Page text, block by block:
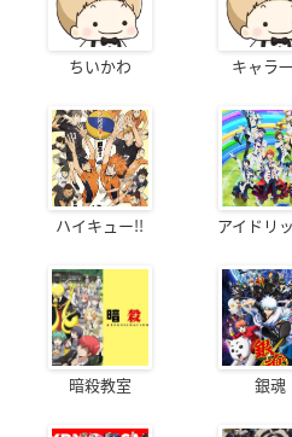
ちいかわ キャラ
ハイキュー!! アイドリ
暗殺教室 銀魂